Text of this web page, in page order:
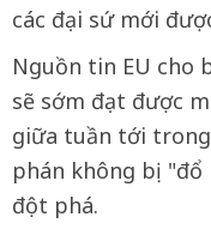
các đại sứ mới
Nguồn tin EU cho
sẽ sớm đạt được
giữa tuần tới
phán không bị
đột phá.